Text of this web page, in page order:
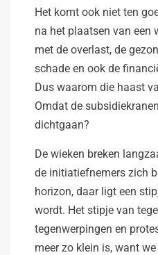
Het komt ook niet ten
na het plaatsen van een
met de overlast, de
schade en ook de
Dus waarom die haast
Omdat de
dichtgaan?
De wieken breken
de initiatiefnemers zich
horizon, daar ligt een
wordt. Het stipje van
tegenwerpingen en
meer zo klein is, want